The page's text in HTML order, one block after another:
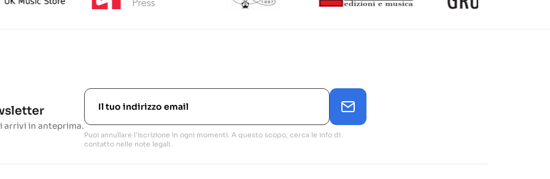
arrivi in anteprima.
Puoi annullare l'iscrizione in ogni momenti. A questo scopo, cerca le info di
contatto nelle note legali.